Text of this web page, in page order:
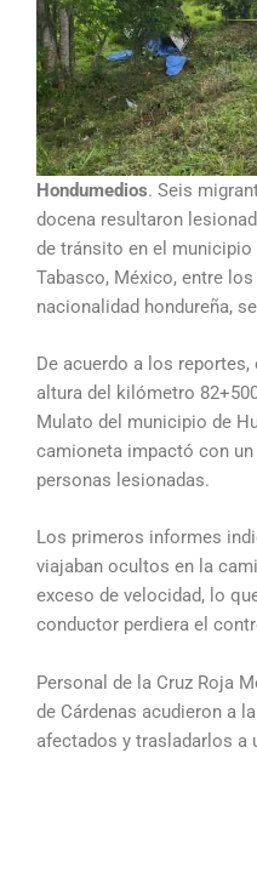
Hondumedios. Seis
docena resultaron
de tránsito en el
Tabasco, México, entre
nacionalidad hondureña,
De acuerdo a los
altura del kilómetro
Mulato del municipio de
camioneta impactó con
personas lesionadas.
Los primeros informes
viajaban ocultos en la
exceso de velocidad, lo
conductor perdiera el
Personal de la Cruz Roja
de Cárdenas acudieron a
afectados y trasladarlos a